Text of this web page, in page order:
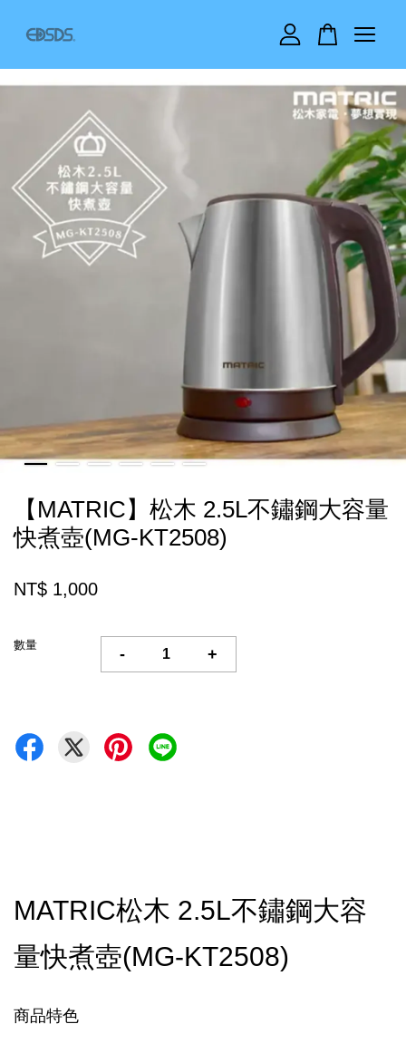
【MATRIC】松木 2.5L不鏽鋼大容量
快煮壺(MG-KT2508)
NT$ 1,000
數量
- +
MATRIC松木 2.5L不鏽鋼大容
量快煮壺(MG-KT2508)
商品特色
您的購物車目前還是空的。